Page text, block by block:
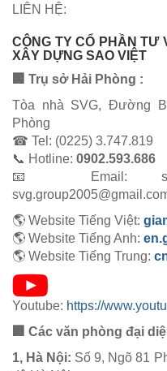
LIÊN HỆ:
CÔNG TY CỔ PHẦN TƯ
XÂY DỰNG SAO VIỆT
🏢 Trụ sở Hải Phòng :
Tòa nhà SVG, Đường
Phòng
☎ Tel: (0225) 3.747.819
📞 Hotline: 0902.593.686
📧 Email:
🌎 Website Tiếng Việt:
🌎 Website Tiếng Anh:
🌎 Website Tiếng Trung:
Youtube: https://
🏢 Các văn phòng đại
1, Hà Nội: Số 9, Ngõ 81